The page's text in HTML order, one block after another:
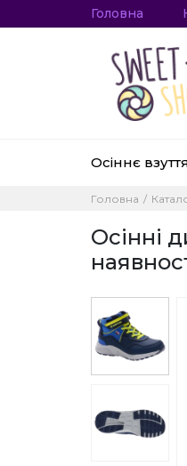
Головна
Осіннє
Головна
Осінні